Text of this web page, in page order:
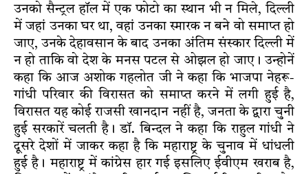
उनको सैन्ट्रल हाॅल में एक फोटो का स्थान भी न मिले, दिल्ली
में जहां उनका घर था, वहां उनका स्मारक न बने वो समाप्त हो
जाए, उनके देहावसान के बाद उनका अंतिम संस्कार दिल्ली में
न हो ताकि वो देश के मनस पटल से ओझल हो जाए। उन्होनें
कहा कि आज अशोक गहलोत जी ने कहा कि भाजपा नेहरू-
गांधी परिवार की विरासत को समाप्त करने में लगी हुई है,
विरासत यह कोई राजसी खानदान नहीं है, जनता के द्वारा चुनी
हुई सरकारें चलती है। डाॅ. बिन्दल ने कहा कि राहुल गांधी ने
दूसरे देशों में जाकर कहा है कि महाराष्ट्र के चुनाव में धांधली
हुई है। महाराष्ट्र में कांग्रेस हार गई इसलिए ईवीएम खराब है,